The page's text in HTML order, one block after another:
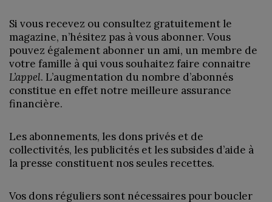
Si vous recevez ou consultez gratuitement le
magazine, n’hésitez pas à vous abonner. Vous
pouvez également abonner un ami, un membre de
votre famille à qui vous souhaitez faire connaitre
L’appel. L’augmentation du nombre d’abonnés
constitue en effet notre meilleure assurance
financière.
Les abonnements, les dons privés et de
collectivités, les publicités et les subsides d’aide à
la presse constituent nos seules recettes.
Vos dons réguliers sont nécessaires pour boucler